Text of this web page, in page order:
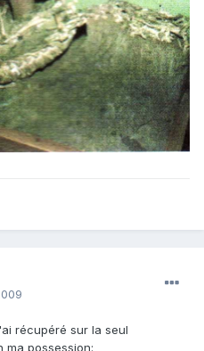
récupéré sur la seul
ma possession: